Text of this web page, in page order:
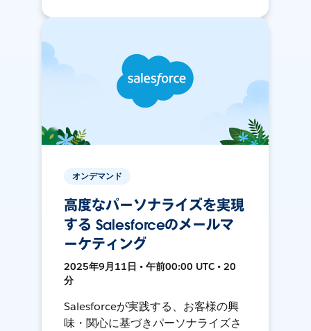
オンデマンド
高度なパーソナライズを実現
する Salesforceのメールマ
ーケティング
2025年9月11日 • 午前00:00 UTC • 20
分
Salesforceが実践する、お客様の興
味・関心に基づきパーソナライズさ